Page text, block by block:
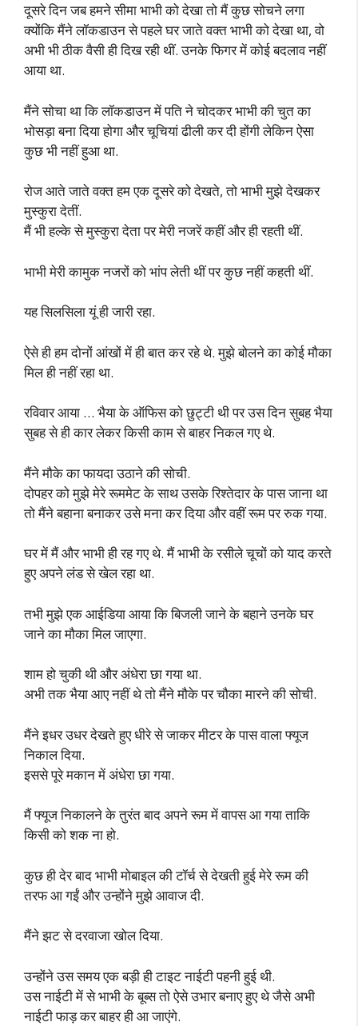
दूसरे दिन जब हमने सीमा भाभी को देखा तो मैं कुछ सोचने लगा
क्योंकि मैंने लॉकडाउन से पहले घर जाते वक्त भाभी को देखा था, वो
अभी भी ठीक वैसी ही दिख रही थीं. उनके फिगर में कोई बदलाव नहीं
आया था.
मैंने सोचा था कि लॉकडाउन में पति ने चोदकर भाभी की चुत का
भोसड़ा बना दिया होगा और चूचियां ढीली कर दी होंगी लेकिन ऐसा
कुछ भी नहीं हुआ था.
रोज आते जाते वक्त हम एक दूसरे को देखते, तो भाभी मुझे देखकर
मुस्कुरा देतीं.
मैं भी हल्के से मुस्कुरा देता पर मेरी नजरें कहीं और ही रहती थीं.
भाभी मेरी कामुक नजरों को भांप लेती थीं पर कुछ नहीं कहती थीं.
यह सिलसिला यूं ही जारी रहा.
ऐसे ही हम दोनों आंखों में ही बात कर रहे थे. मुझे बोलने का कोई मौका
मिल ही नहीं रहा था.
रविवार आया … भैया के ऑफिस को छुट्टी थी पर उस दिन सुबह भैया
सुबह से ही कार लेकर किसी काम से बाहर निकल गए थे.
मैंने मौके का फायदा उठाने की सोची.
दोपहर को मुझे मेरे रूममेट के साथ उसके रिश्तेदार के पास जाना था
तो मैंने बहाना बनाकर उसे मना कर दिया और वहीं रूम पर रुक गया.
घर में मैं और भाभी ही रह गए थे. मैं भाभी के रसीले चूचों को याद करते
हुए अपने लंड से खेल रहा था.
तभी मुझे एक आईडिया आया कि बिजली जाने के बहाने उनके घर
जाने का मौका मिल जाएगा.
शाम हो चुकी थी और अंधेरा छा गया था.
अभी तक भैया आए नहीं थे तो मैंने मौके पर चौका मारने की सोची.
मैंने इधर उधर देखते हुए धीरे से जाकर मीटर के पास वाला फ्यूज
निकाल दिया.
इससे पूरे मकान में अंधेरा छा गया.
मैं फ्यूज निकालने के तुरंत बाद अपने रूम में वापस आ गया ताकि
किसी को शक ना हो.
कुछ ही देर बाद भाभी मोबाइल की टॉर्च से देखती हुई मेरे रूम की
तरफ आ गईं और उन्होंने मुझे आवाज दी.
मैंने झट से दरवाजा खोल दिया.
उन्होंने उस समय एक बड़ी ही टाइट नाईटी पहनी हुई थी.
उस नाईटी में से भाभी के बूब्स तो ऐसे उभार बनाए हुए थे जैसे अभी
नाईटी फाड़ कर बाहर ही आ जाएंगे.